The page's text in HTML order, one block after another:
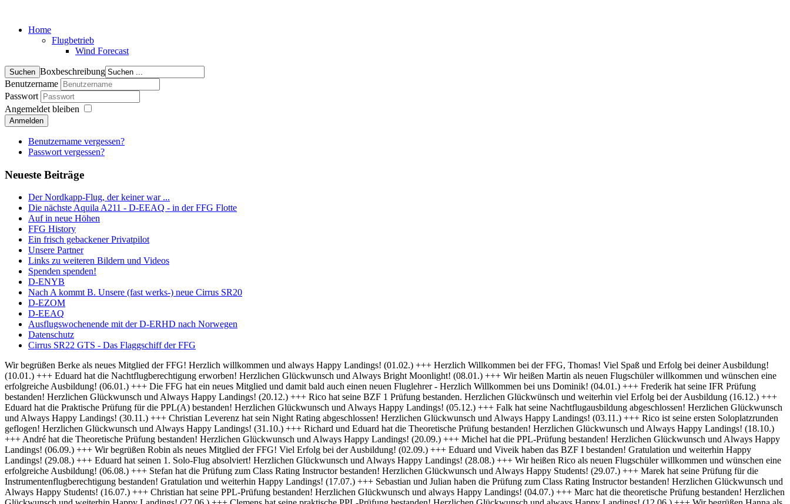
Home
Flugbetrieb
Wind Forecast
Boxbeschreibung
Benutzername
Passwort
Angemeldet bleiben
Anmelden
Benutzername vergessen?
Passwort vergessen?
Neueste Beiträge
Der Nordkapp-Flug, der keiner war ...
Die nächste Aquila A211 - D-EEAQ - in der FFG Flotte
Auf in neue Höhen
FFG History
Ein frisch gebackener Privatpilot
Unsere Partner
Links zu weiteren Bildern und Videos
Spenden spenden!
D-ENYB
Nach A kommt B. Unsere (fast werks-) neue Cirrus SR20
D-EZOM
D-EEAQ
Ausflugswochenende mit der D-ERHD nach Norwegen
Datenschutz
Cirrus SR22 GTS - Das Flaggschiff der FFG
Wir begrüßen Berke als neues Mitglied der FFG! Herzlich willkommen und always Happy Landings! (01.02.) +++ Herzlich Willkommen bei der FFG, Thomas! Viel Spaß und Erfolg bei deiner Ausbildung! (10.01.) +++ Eduard hat die Nachtflugberechtigung erworben! Herzlichen Glückwunsch und Always Bright Moonlight! (08.01.) +++ Wir heißen Martin als neuen Flugschüler willkommen und wünschen eine erfolgreiche Ausbildung! (06.01.) +++ Die FFG hat ein neues Mitglied und damit bald auch einen neuen Fluglehrer - Herzlich Willkommen bei uns Dominik! (04.01.) +++ Frederik hat seine IFR Prüfung bestanden! Herzlichen Glückwunsch und Always Happy Landings! (20.12.) +++ Rico hat seine BZF 1 Prüfung bestanden. Herzlichen Glückwünsch und weiterhin viel Erfolg bei der Ausbildung (16.12.) +++ Eduard hat die Praktische Prüfung für die PPL(A) bestanden! Herzlichen Glückwunsch und Always Happy Landings! (05.12.) +++ Falk hat seine Nachtflugausbildung abgeschlossen! Herzlichen Glückwunsch und Always Happy Landings! (30.11.) +++ Christian Leverenz hat sein Night Rating abgeschlossen! Herzlichen Glückwunsch und Always Happy Landings! (03.11.) +++ Rico ist seine ersten Soloplatzrunden geflogen! Herzlichen Glückwunsch und Always Happy Landings! (31.10.) +++ Richard und Eduard hat die Theoretische Prüfung bestanden! Herzlichen Glückwunsch und Always Happy Landings! (18.10.) +++ André hat die Theoretische Prüfung bestanden! Herzlichen Glückwunsch und Always Happy Landings! (20.09.) +++ Michel hat die PPL-Prüfung bestanden! Herzlichen Glückwunsch und Always Happy Landings! (06.09.) +++ Wir begrüßen Robin als neues Mitglied der FFG! Viel Erfolg bei der Ausbildung! (02.09.) +++ Eduard und Viveik haben das BZF I bestanden! Gratulation und weiterhin Happy Landings! (29.08.) +++ Eduard hat seinen 1. Solo-Flug absolviert! Herzlichen Glückwunsch und Always Happy Landings! (28.08.) +++ Wir heißen Rico als neuen Flugschüler willkommen und wünschen eine erfolgreiche Ausbildung! (06.08.) +++ Stefan hat die Prüfung zum Class Rating Instructor bestanden! Herzlichen Glückwunsch und Always Happy Students! (29.07.) +++ Marek hat seine Prüfung für die Instrumentenflugberechtigung bestanden! Gratulation und weiterhin Happy Landings! (17.07.) +++ Sebastian und Julian haben die Prüfung zum Class Rating Instructor bestanden! Herzlichen Glückwunsch und Always Happy Students! (16.07.) +++ Christian hat seine PPL-Prüfung bestanden! Herzlichen Glückwunsch und always Happy Landings! (04.07.) +++ Marc hat die theoretische Prüfung bestanden! Herzlichen Glückwunsch und weiterhin Happy Landings! (27.06.) +++ Clemens hat seine praktische PPL-Prüfung bestanden! Herzlichen Glückwunsch und always Happy Landings! (12.06.) +++ Wir begrüßen Hanna als neues Mitglied der FFG! Viel Spass und always Happy Landings! (03.06.) +++ Herzlich Willkommen bei der FFG, Christian! Viel Spaß und Erfolg bei deiner Ausbildung (26.05.) +++ Richard hat seinen 1. Solo-Flug absolviert. Herzlichen Glückwunsch und Always Happy Landings! (21.05.) +++ Die FFG hat ein neues Vereinsmitglied. Herzlich Willkommen, Christian, und viele schöne Flüge. (14.05.) +++ Hendrik hat die LAPL-Prüfung bestanden! Herzlichen Glückwunsch und Always Happy Landings! (12.04.) +++ Wir begrüßen Malte als neues Mitglied der FFG! Viel Spass und always Happy Landings! (01.04.) +++ Herzlich Willkommen bei der FFG, Tim-Oliver! Viel Spaß und Erfolg bei deiner Ausbildung! (01.04.) +++ Felix und Norman haben die Nachtflugberechtigung erworben! Herzlichen Glückwunsch und Always Bright Moonlight! (18.03.) +++ Daniel hat die Nachtflugberechtigung erworben! Herzlichen Glückwunsch und Always Bright Moonlight! (29.02.) +++ Stefan hat seine praktische PPL-Prüfung bestanden! Gratulation und weiterhin Happy Landings! (16.02.) +++ Max hat seine Nachtflugqualifikation erhalten. Herzlichen Glückwünsch und Always happy landings! (28.01.) +++ >>> Bristell D-ENYY eingetroffen <<< Herzlich Willkommen bei der FFG, Eduard! Viel Spaß und Erfolg bei deiner Ausbildung! (15.01.) +++ Die FFG hat zwei neue Mitglieder und Flugschüler. Herzlich willkommen an Viveik und Tim und viel Spaß bei der Ausbildung (01.12.) +++ Clemens hat die Theoretische Prüfung bestanden! Herzlichen Glückwunsch und weiterhin viel Erfolg bei Deiner Ausbildung (16.11.) +++ André hat seinen ersten Alleinflug absolviert! Herzlichen Glückwunsch und weiterhin viel Erfolg bei Deiner Ausbildung (15.09.) +++ Daniel hat seine PPL-Prüfung bestanden! Herzlichen Glückwunsch und weiterhin Happy Landings! (11.09.) +++ Clemens ist seine ersten Solo Platzrunden geflogen. Herzlichen Glückwunsch und weiterhin viel Erfolg bei Deiner Ausbildung (09.09.) +++ Stefan hat seine Instrumentenflugberechtigung erworben! Herzlichen Glückwunsch und Always Happy Landings! (06.09.) +++ Wir gratulieren Marc zum ersten Soloflug! Herzlichen Glückwunsch und weiterhin viel Erfolg bei Deiner Ausbildung (24.08.) +++ Vincent hat seine theoretische Prüfung bestanden! Herzlichen Glückwunsch und weiterhin viel Erfolg bei Deiner Ausbildung (10.08.) +++ Stefan hat seine Theorieprüfung bestanden! Herzlichen Glückwunsch und weiterhin viel Erfolg bei Deiner Ausbildung (27.07.) +++ Julian hat die IR-Prüfung bestanden! Herzlichen Glückwunsch und Always Happy Landings. (25.07.) +++ Oliver hat die Praktische Prüfung bestanden! Herzlichen Glückwunsch und Always Happy Landings. (12.06.) +++ Und eine PPL mehr.... Glückwunsch Luis zur Lizenz. (27.04.) +++ Michel und Clemens haben heute die Theoretische Prüfung bestanden! Glückwunsch euch beiden und viel Erfolg bei der Praxis. (06.04.) +++ Daniel hat seine LAPL-Prüfung bestanden! Herzlichen Glückwunsch und Always Happy Landings. (29.03.) +++ Glückwunsch zum ersten Solo, Stefan! Ein denkwürdiger Tag im Leben eines jeden Piloten. (17.03.) +++ Die FFG hat ein neues Mitglied und erfahrenen Piloten bekommen! Willkommen Hermann und viel Spaß in der FFG. (01.03.) +++ Daniel hat heute die Theoretische Prüfung bestanden! Gratulation und weiterhin viel Erfolg bei der Praxis. (22.02.) +++ Luis hat die Theoretische Prüfung bestanden! Herzlichen Glückwunsch und viel Erfolg bei der Praxis. (09.02.) +++ Tibor hat seine Instrumentenflugberechtigung erhalten! Herzlichen Glückwunsch und Always Happy Landings. (06.02.) +++ Alexander hat die Theoretische Prüfung bestanden! Herzlichen Glückwunsch und viel Erfolg bei der Praxis. (21.01.) +++ Seit heute haben wir 5 neue BZF Besitzer. Glückwunsch Clemens E, Clemens H, Richard, Robert und Stefan. Super gemacht, weiter so. (19.01.) +++ André startet seine PPL(a) Ausbildung zum 1.1. - viel Erfolg dabei. (17.12.) +++ Die FFG begrüßt herzlich Axel als neues Vollmitglied. (16.12. ) +++ Und wieder einer ohne Lehrer unterwegs- Gratulation Daniel ! (26.10.) +++ Norman hat heute seine Praktische Prüfung bestanden. Herzlichen Glückwunsch und Always Happy Landings (28.10) +++ Glückwunsch Karsten! Die Schülerakte wurde soeben geschlossen :-) Always happy Landings (12.9.) +++ Hendrik ist heute seine ersten Solo-Platzrunden geflogen. Herzlichen Glückwünsch und always happy landings (3.9.) +++ Wir begrüßen Richard als neues Mitglied der FFG und wünschen eine erfolgreiche Ausbildung! (1.9.) +++ Norman hat die Theoretische Prüfung bestanden. Herzlichen Glückwunsch (31.8.) +++ Vincent hat seinen ersten Alleinflug absolviert! Herzlichen Glückwunsch und weiterhin Happy Landings! (26.08.) +++ Wir heißen Clemens E. und Clemens H. als neue Flugschüler willkommen und wünschen eine erfolgreiche Ausbildung! (26.08.) +++ Herzlichen Glückwünsch zum ersten Solo, Luis und always happy landings! (22.08.) +++ Die FFG hat ein neues Vereinsmitglied und einen weiteren Flugschüler. Herzlich Willkommen, Stefan ! (7.8.) +++ Vom „Fußgänger“ zum Luftfahrzeugführer! Lieber Carsten, herzlichen Glückwunsch zur bestandenen PPL-Prüfung! (19.7.) +++ Simon hat seine Praktische Prüfung bestanden! (12.07.) Herzlichen Glückwunsch und Always Happy Landings +++ Wir begrüßen Stefan S. als neues Mitglied der FFG! - Herzlichen Glückwunsch & Always Happy Landings! (06.07.) +++ (Falscheintrag ?? hr) Die FFG hat ein neues Vereinsmitglied und die Flugschule einen neuen Schüler: Herzlich Willkommen, Robert, und viel Spaß und Erfolg bei deiner Ausbildung. (2.7.) +++ Patrik hat heute sein erstes Solo geflogen - Herzlichen Glückwunsch & Always Happy Landings! (30.6.) +++ Herzlichen Glückwunsch Thiago zur erfolgreichen Prüfung (15.06.) & Always Happy Landings +++ Herzlichen Glückwunsch zu bestandenen PPL(A) Prüfung, Fabian - always happy landings ! (19.5.) +++ Stefan hat die Prüfung für die Instrumentenflugberechtigung bestanden! Gratulation und weiterhin Happy Landings! . (04.05.) +++ Herzlich Willkommen bei der FFG, Eike, und viel Spaß und Erfolg bei deiner Ausbildung. (22.04.) +++ Wir heißen Daniel H. als neuen Flugschüler willkommen und wünschen eine erfolgreiche Ausbildung! (01.04.) +++ Gratulation auch an Daniel P., der heute (31.03.) seinen ersten Alleinflug absolviert hat! Herzlichen Glückwunsch und weiterhin Happy Landings! +++ Norman hat am 15.03. seinen ersten Alleinflug absolviert! Herzlichen Glückwunsch und weiterhin Happy Landings! +++ Daniel hat heute (9.3.) seine Theoretische Prüfung bestanden! Herzlichen Glückwunsch und viel Spaß bei den nächsten Ausbildungsschritten +++ Marek hat heute (1.3.) seine Praktische Prüfung bestanden -Herzlichen Glückwunsch und Always Happy Landings +++ Herzlich Willkommen, Luis. Viel Spaß und Erfolg bei deiner Ausbildung. +++ Herzlich Willkommen, Maximilian. Viel Spaß und Erfolg bei deiner Ausbildung. +++ Simon hat heute (9.2.) seine Theoretische Prüfung bestanden - Herzlichen Glückwunsch +++ Paul hat heute (22. Nov) seine PPL-Prüfung bestanden! Herzlichen Glückwunsch und Always Happy Landings! +++ Willkommen bei der FFG, Vincent. Viel Spaß und Erfolg bei deiner Ausbildung! +++ Willkommen bei der FFG, Doris. Viel Spaß und Erfolg bei deiner Ausbildung! +++ Holger hat seine PPL-Prüfung bestanden! Gratulation und weiterhin Happy Landings! +++ Micha hat seine PPL